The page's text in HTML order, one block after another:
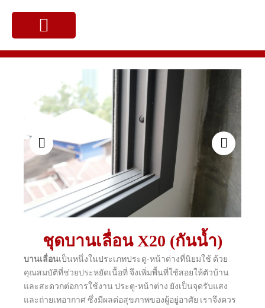
content
of
16
ชุดบานเลื่อน X20 (กันน้ำ)
บานเลื่อนเป็นหนึ่งในประเภทประตู-หน้าต่างที่นิยมใช้ ด้วย
คุณสมบัติที่ช่วยประหยัดเนื้อที่ จึงเพิ่มพื้นที่ใช้สอยให้ตัวบ้าน
และสะดวกต่อการใช้งาน ประตู-หน้าต่าง ยังเป็นจุดรับแสง
และถ่ายเทอากาศ ซึ่งมีผลต่อสุขภาพของผู้อยู่อาศัย เราจึงควร